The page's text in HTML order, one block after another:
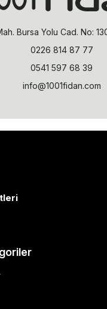
Bursa Yolu Cad. No:
0226 814 87 77
0541 597 68 39
info@1001fidan.com